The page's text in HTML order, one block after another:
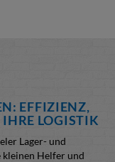
EFFIZIENZ,
LOGISTIK
Lager- und
kleinen Helfer und